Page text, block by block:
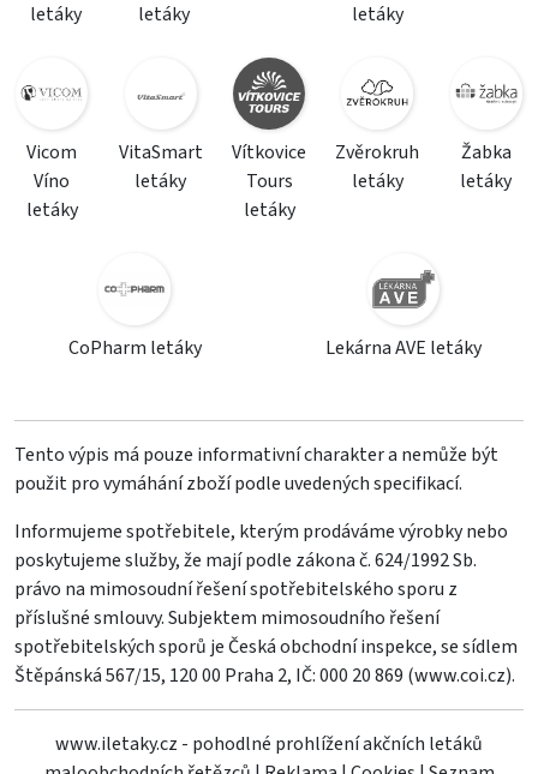
letáky
letáky
letáky
Vicom
Víno
letáky
VitaSmart
letáky
Vítkovice
Tours
letáky
Zvěrokruh
letáky
Žabka
letáky
CoPharm letáky Lekárna AVE letáky
Tento výpis má pouze informativní charakter a nemůže být
použit pro vymáhání zboží podle uvedených specifikací.
Informujeme spotřebitele, kterým prodáváme výrobky nebo
poskytujeme služby, že mají podle zákona č. 624/1992 Sb.
právo na mimosoudní řešení spotřebitelského sporu z
příslušné smlouvy. Subjektem mimosoudního řešení
spotřebitelských sporů je Česká obchodní inspekce, se sídlem
Štěpánská 567/15, 120 00 Praha 2, IČ: 000 20 869 (www.coi.cz).
www.iletaky.cz - pohodlné prohlížení akčních letáků